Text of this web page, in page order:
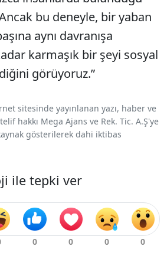
bu deneyle, bir yaban
aynı davranışa
karmaşık bir şeyi sosyal
görüyoruz.”
sitesinde yayınlanan yazı, haber ve
hakkı Mega Ajans ve Rek. Tic. A.Ş'ye
gösterilerek dahi iktibas
ile tepki ver